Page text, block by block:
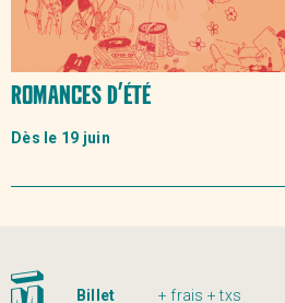
Romances d’été
Dès le 19 juin
Billet
+ frais + txs